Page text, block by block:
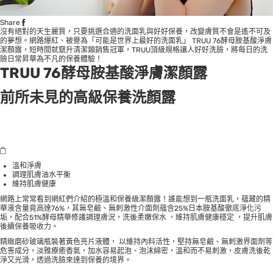
Share
沒有絕對的天生麗質，只要挑選合適的洗面乳與好好保養，改變膚質不會是遙不可及
的夢想。網路爆紅、被譽為「可能是世界上最好的洗面乳」 TRUU 76酵母胺基酸淨膚
潔顏露，短時間就竄升清潔類銷售冠軍，TRUU頂級規格讓人好好洗臉，將每日的洗
臉日常昇華為不凡的保養體驗！
TRUU 76酵母胺基酸淨膚潔顏露
前所未見的高級保養洗顏露
溫和淨膚
調理肌膚油水平衡
維持肌膚健康
網路上常常看到網紅們介紹的極溫和保養級潔顏露！誰能想到一瓶洗面乳，蘊藏的精
華液含量竟高達76%，其無皂鹼、無刺激性介面劑蘊含25%日本胺基酸徹底淨化污
垢，配合51%酵母精華修護調理膚況，洗後柔嫩保水 ，維持肌膚健康穩定 ，提升肌膚
後續保養吸收力。
精緻磨砂玻璃瓶裝著黃色亮片液體， 以維持內料活性，堅持無皂鹼、無刺激界面劑等
危害成分，淡雅療癒香氣，加水容易起泡、泡沫綿密，溫和而不易刺激，皮膚洗後乾
淨又光滑，透過洗臉來達到保養的境界。